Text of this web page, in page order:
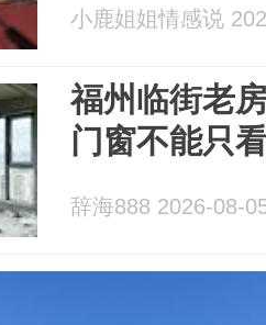
小鹿姐姐情感说
福州临街老
门窗不能只
辞海888 2026-08-